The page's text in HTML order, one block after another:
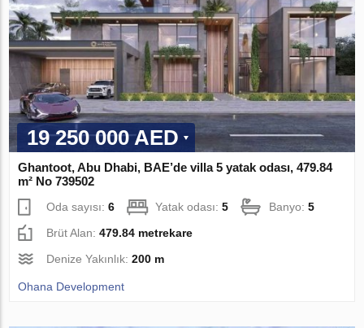
19 250 000 AED
Ghantoot, Abu Dhabi, BAE’de villa 5 yatak odası, 479.84
m² No 739502
Oda sayısı:6 Yatak odası:5 Banyo:5
Brüt Alan:479.84 metrekare
Denize Yakınlık:200 m
Ohana Development